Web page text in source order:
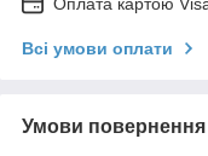
Оплата картою
Всі умови оплати
Умови повернення